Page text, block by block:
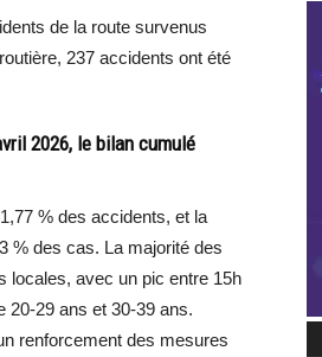
de la route survenus
237 accidents ont été
2026, le bilan cumulé
% des accidents, et la
% des cas. La majorité des
locales, avec un pic entre 15h
20-29 ans et 30-39 ans.
renforcement des mesures